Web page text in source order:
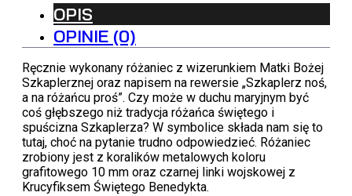
OPIS
OPINIE (0)
Ręcznie wykonany różaniec z wizerunkiem Matki Bożej
Szkaplerznej oraz napisem na rewersie „Szkaplerz noś,
a na różańcu proś”. Czy może w duchu maryjnym być
coś głębszego niż tradycja różańca świętego i
spuścizna Szkaplerza? W symbolice składa nam się to
tutaj, choć na pytanie trudno odpowiedzieć. Różaniec
zrobiony jest z koralików metalowych koloru
grafitowego 10 mm oraz czarnej linki wojskowej z
Krucyfiksem Świętego Benedykta.